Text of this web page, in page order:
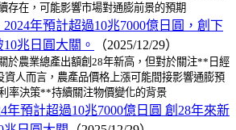
存在，可能影響市場對通膨前景的預期
年預計超過10兆7000億日圓，創下
兆日圓大關。
（2025/12/29）
於農業總產出額創28年新高，但對於關注**日經
人而言，農產品價格上漲可能間接影響通膨預
率決策**持續關注物價變化的背景
年預計超過10兆7000億日圓 創28年來新